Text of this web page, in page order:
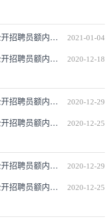
2020年度六安市直部分单位公开招聘员额内编外聘用工作人员面试成绩、合成总成绩公示 2021-01-04
2020年度六安市直部分单位公开招聘员额内编外聘用工作人员笔试成绩公示 2020-12-18
2020年度六安市直部分单位公开招聘员额内编外聘用工作人员递补入围结构化面试资格复审的通知 2020-12-29
2020年度六安市直部分单位公开招聘员额内编外聘用工作人员入围结构化面试资格复审的通知 2020-12-25
2020年度六安市直部分单位公开招聘员额内编外聘用工作人员递补入围结构化面试资格复审的通知 2020-12-29
2020年度六安市直部分单位公开招聘员额内编外聘用工作人员入围结构化面试资格复审的通知 2020-12-25